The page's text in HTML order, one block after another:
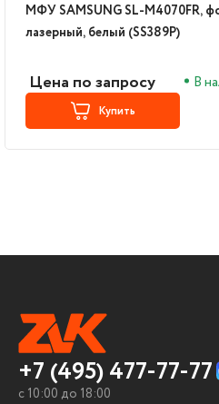
МФУ SAMSUNG SL-M4070FR,
лазерный, белый (SS389P)
Цена по запросу В
Купить
+7 (495) 477-77-77
c 10:00 до 18:00